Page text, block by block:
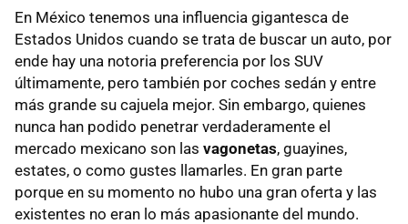
En México tenemos una influencia gigantesca de
Estados Unidos cuando se trata de buscar un auto, por
ende hay una notoria preferencia por los SUV
últimamente, pero también por coches sedán y entre
más grande su cajuela mejor. Sin embargo, quienes
nunca han podido penetrar verdaderamente el
mercado mexicano son las vagonetas, guayines,
estates, o como gustes llamarles. En gran parte
porque en su momento no hubo una gran oferta y las
existentes no eran lo más apasionante del mundo.